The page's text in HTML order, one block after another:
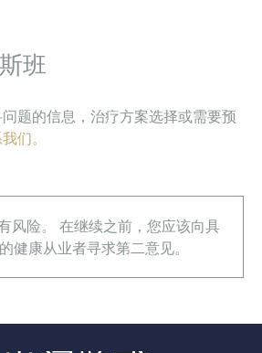
班
题的信息，治疗方案选择或需要预
们。
风险。 在继续之前，您应该向具
健康从业者寻求第二意见。